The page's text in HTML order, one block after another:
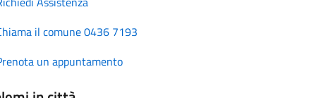
il comune 0436 7193
un appuntamento